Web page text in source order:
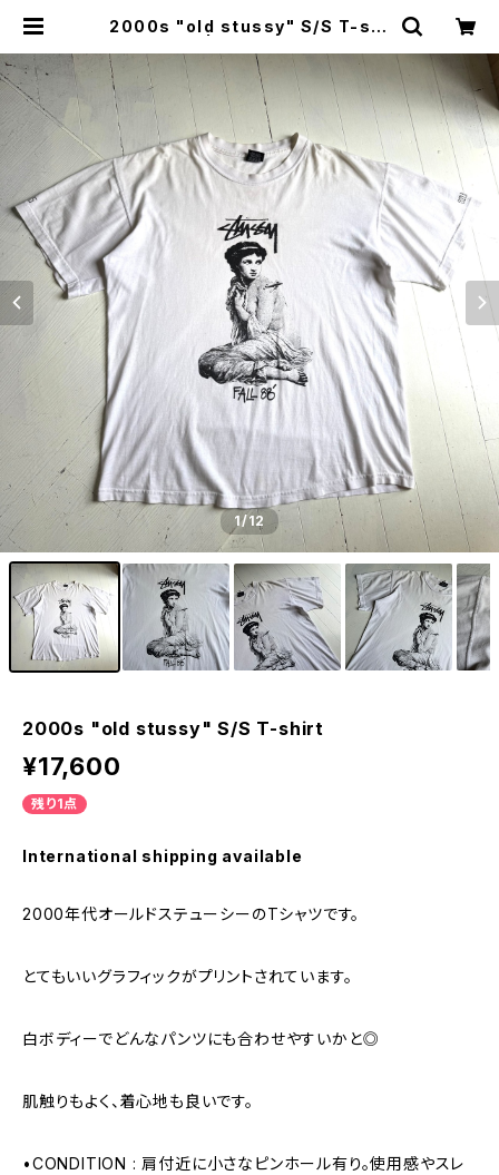
2000s "old stussy" S/S T-shi
1/12
2000s "old stussy" S/S T-shirt
¥17,600
残り1点
International shipping available
2000年代オールドステューシーのTシャツです。
とてもいいグラフィックがプリントされています。
白ボディーでどんなパンツにも合わせやすいかと◎
肌触りもよく、着心地も良いです。
•CONDITION : 肩付近に小さなピンホール有り。使用感やスレ